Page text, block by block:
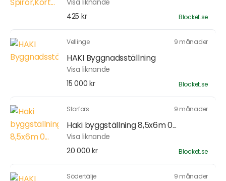
Visa liknande
425 kr
Blocket.se
Vellinge 9 månader
HAKI Byggnadsställning
Visa liknande
15 000 kr
Blocket.se
Storfors 9 månader
Haki byggställning 8,5x6m 0...
Visa liknande
20 000 kr
Blocket.se
Södertälje 9 månader